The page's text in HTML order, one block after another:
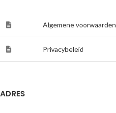
Algemene voorwaarden
Privacybeleid
ADRES